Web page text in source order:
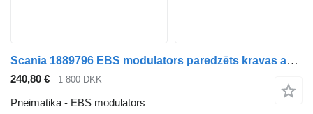
Scania 1889796 EBS modulators paredzēts kravas automašīnas
240,80 € 1 800 DKK
Pneimatika - EBS modulators